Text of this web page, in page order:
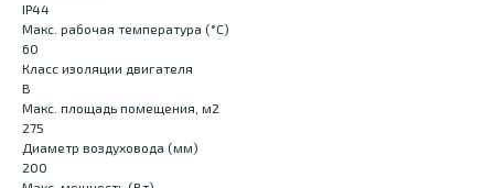
IP44
Макс. рабочая температура (°С)
60
Класс изоляции двигателя
B
Макс. площадь помещения, м2
275
Диаметр воздуховода (мм)
200